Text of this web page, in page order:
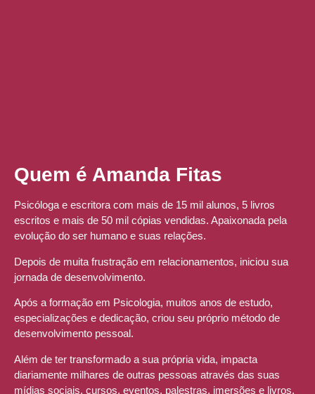
Quem é Amanda Fitas
Psicóloga e escritora com mais de 15 mil alunos, 5 livros
escritos e mais de 50 mil cópias vendidas. Apaixonada pela
evolução do ser humano e suas relações.
Depois de muita frustração em relacionamentos, iniciou sua
jornada de desenvolvimento.
Após a formação em Psicologia, muitos anos de estudo,
especializações e dedicação, criou seu próprio método de
desenvolvimento pessoal.
Além de ter transformado a sua própria vida, impacta
diariamente milhares de outras pessoas através das suas
mídias sociais, cursos, eventos, palestras, imersões e livros.